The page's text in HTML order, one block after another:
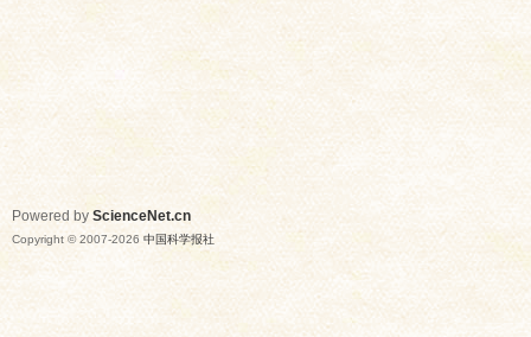
Powered by ScienceNet.cn
Copyright © 2007-2026 中国科学报社